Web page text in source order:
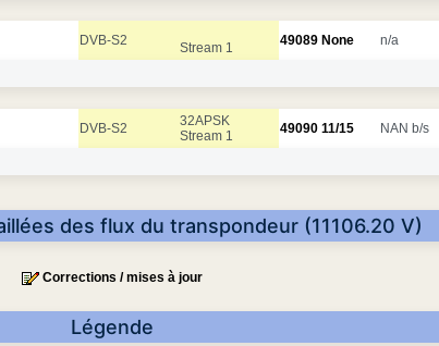
DVB-S2 Stream 1 49089 None n/a
DVB-S2
32APSK
Stream 1
49090 11/15 NAN b/s
des flux du transpondeur (11106.20 V)
Corrections / mises à jour
Légende